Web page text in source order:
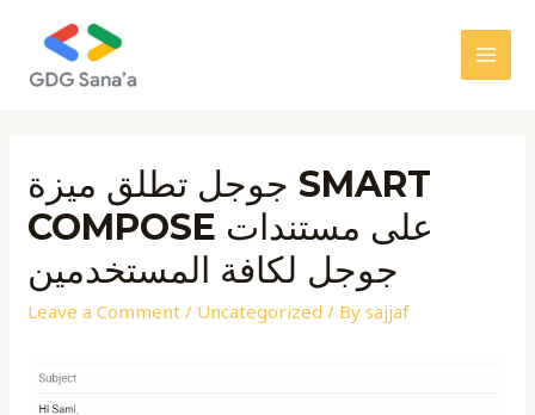
content
جوجل تطلق ميزة SMART
COMPOSE على مستندات
جوجل لكافة المستخدمين
Leave a Comment / Uncategorized / Bysajjaf